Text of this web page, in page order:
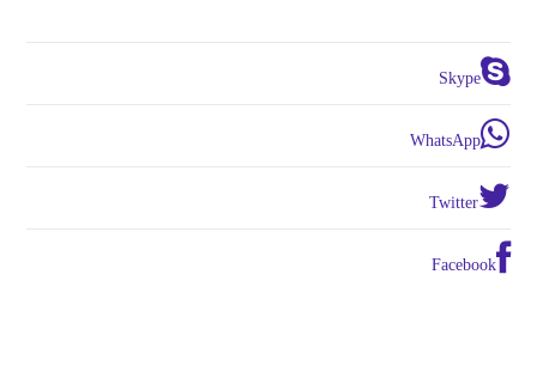
Skype
WhatsApp
Twitter
Facebook